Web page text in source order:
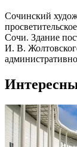
Сочинский
Сочи. Здание
И. В.